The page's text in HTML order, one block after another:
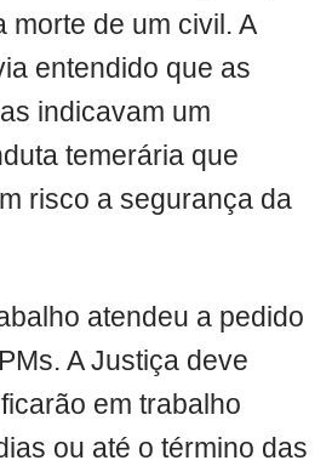
morte de um civil. A
entendido que as
indicavam um
temerária que
risco a segurança da
atendeu a pedido
A Justiça deve
em trabalho
ou até o término das